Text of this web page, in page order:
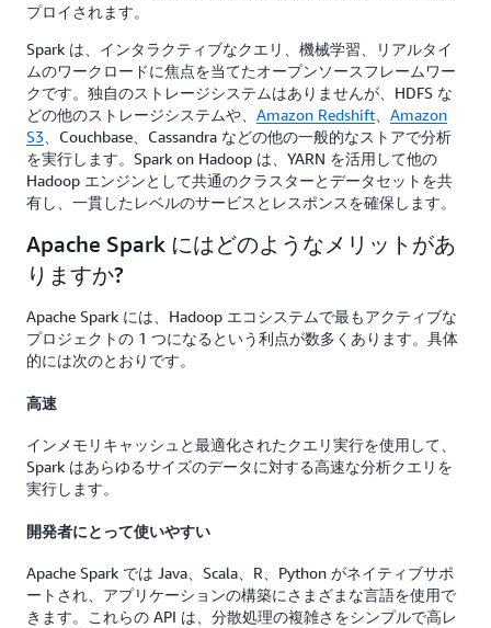
プロイされます。
Spark は、インタラクティブなクエリ、機械学習、リアルタイ
ムのワークロードに焦点を当てたオープンソースフレームワー
クです。独自のストレージシステムはありませんが、HDFS な
どの他のストレージシステムや、 Amazon Redshift
Amazon
S3 、Couchbase、Cassandra などの他の一般的なストアで分析
を実行します。Spark on Hadoop は、YARN を活用して他の
Hadoop エンジンとして共通のクラスターとデータセットを共
有し、一貫したレベルのサービスとレスポンスを確保します。
Apache Spark にはどのようなメリットがあ
りますか?
Apache Spark には、Hadoop エコシステムで最もアクティブな
プロジェクトの 1 つになるという利点が数多くあります。具体
的には次のとおりです。
高速
インメモリキャッシュと最適化されたクエリ実行を使用して、
Spark はあらゆるサイズのデータに対する高速な分析クエリを
実行します。
開発者にとって使いやすい
Apache Spark では Java、Scala、R、Python がネイティブサポ
ートされ、アプリケーションの構築にさまざまな言語を使用で
きます。これらの API は、分散処理の複雑さをシンプルで高レ